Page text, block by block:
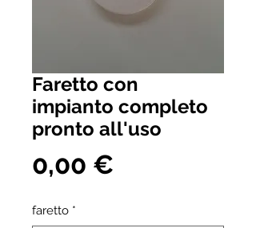
Faretto con
impianto completo
pronto all'uso
0,00 €
faretto *